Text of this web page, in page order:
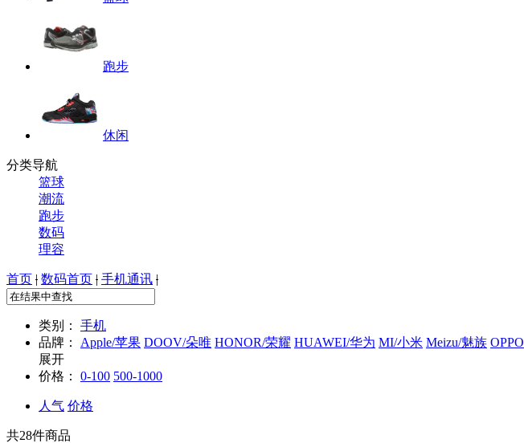
跑步
休闲
分类导航
篮球
潮流
跑步
数码
理容
首页 | 数码首页 | 手机通讯 |
类别：
手机
品牌：
Apple/苹果 DOOV/朵唯 HONOR/荣耀 HUAWEI/华为 MI/小米 Meizu/魅族 OPPO
展开
价格：
0-100 500-1000
人气 价格
共28件商品